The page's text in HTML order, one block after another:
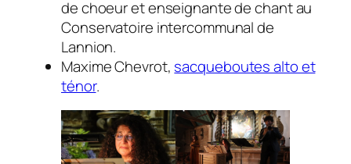
de choeur et enseignante de chant au
Conservatoire intercommunal de
Lannion.
Maxime Chevrot, sacqueboutes alto et
ténor.